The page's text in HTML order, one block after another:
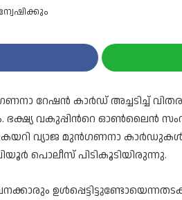
റേഷൻ കാർഡ്‌ അച്ചടിച്ച്‌
ഭക്ഷ്യ വകുപ്പിന്‍റെ ഓൺലൈൻ
വ്യാജ മുൻഗണനാ കാർഡുകൾ
പൊലീസ് പിടികൂടിയിരുന്നു.